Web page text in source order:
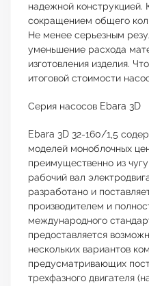
надежной конструкцией.
сокращением общего
Не менее серьезным
уменьшение расхода
изготовления изделия.
итоговой стоимости
Серия насосов Ebara 3D
Ebara 3D 32-160/1,5
моделей моноблочных
преимущественно из
рабочий вал
разработано и
производителем и
международного
предоставляется
нескольких вариантов
предусматривающих
трехфазного двигателя